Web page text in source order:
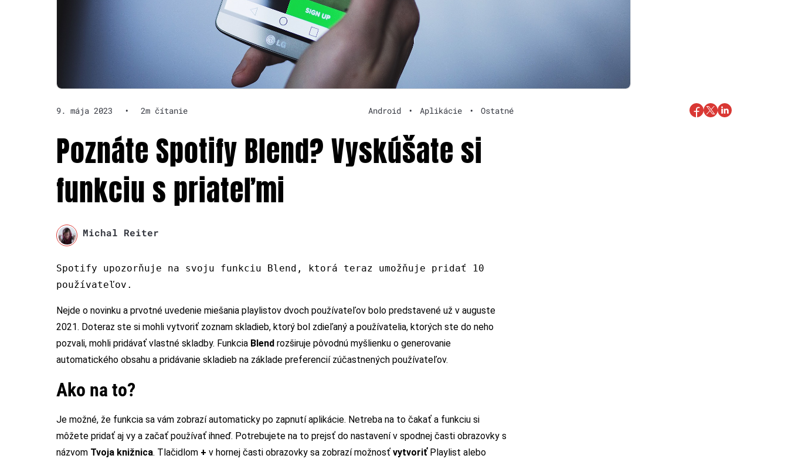
9. mája 2023 • 2m čítanie Android • Aplikácie • Ostatné
Poznáte Spotify Blend? Vyskúšate si
funkciu s priateľmi
Michal Reiter
Spotify upozorňuje na svoju funkciu Blend, ktorá teraz umožňuje pridať 10
používateľov.
Nejde o novinku a prvotné uvedenie miešania playlistov dvoch používateľov bolo predstavené už v auguste
2021. Doteraz ste si mohli vytvoriť zoznam skladieb, ktorý bol zdieľaný a používatelia, ktorých ste do neho
pozvali, mohli pridávať vlastné skladby. Funkcia Blend rozširuje pôvodnú myšlienku o generovanie
automatického obsahu a pridávanie skladieb na základe preferencií zúčastnených používateľov.
Ako na to?
Je možné, že funkcia sa vám zobrazí automaticky po zapnutí aplikácie. Netreba na to čakať a funkciu si
môžete pridať aj vy a začať používať ihneď. Potrebujete na to prejsť do nastavení v spodnej časti obrazovky s
názvom Tvoja knižnica. Tlačidlom + v hornej časti obrazovky sa zobrazí možnosť vytvoriťPlaylist alebo